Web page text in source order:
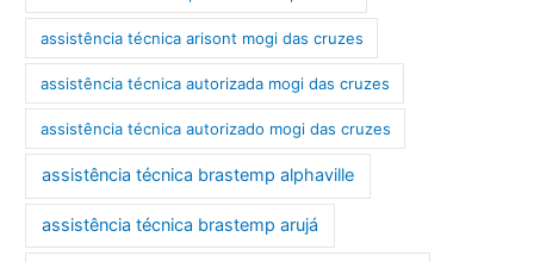
assistência técnica arisont mogi das cruzes
assistência técnica autorizada mogi das cruzes
assistência técnica autorizado mogi das cruzes
assistência técnica brastemp alphaville
assistência técnica brastemp arujá